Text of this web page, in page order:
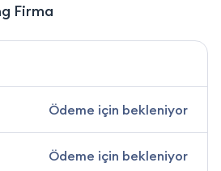
Firma
Ödeme için bekleniyor
Ödeme için bekleniyor